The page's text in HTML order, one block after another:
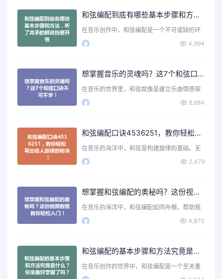
和弦编配到底有哪些基本步骤和方法，听了高手的解说恍若开悟
在音乐创作中，和弦编配是一个不可或缺的环
节。无论你是刚刚入门…
4,994
想掌握音乐的灵魂吗？这7个和弦口诀不可不学！
在音乐的世界里，和弦就像是建立乐曲情感架
构的基石。无论是弹吉…
8,684
和弦编配口诀4536251，教你轻松写出动人旋律的秘诀！
在音乐的海洋中，和弦是构建旋律的基础。无
论你是初学者还是有一…
2,479
想掌握和弦编配的奥秘吗？这份视频教程教你轻松入门！
在音乐的海洋中，和弦编配如同舟楫，帮助我
们在音符的旅程中穿行…
4,870
和弦编配的基本步骤和方法究竟是什么？你准备好掌握了吗？
在音乐创作的世界中，和弦编配是一个至关重
要的环节。它不仅为旋…